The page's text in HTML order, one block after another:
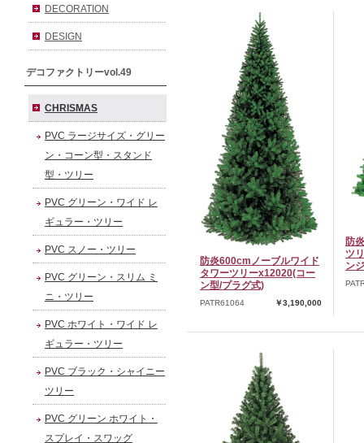
DECORATION
DESIGN
デコファクトリーvol.49
CHRISMAS
PVC ラージサイズ・グリー
ン・コーン型・スタンド
型・ツリー
PVC グリーン・ワイド レ
ギュラー・ツリー
PVC スノー・ツリー
PVC グリーン・スリム ミ
ニ・ツリー
PVC ホワイト・ワイド レ
ギュラー・ツリー
PVC ブラック・シャイニー
ツリー
PVC グリーン ホワイト・
スプレイ・スワッグ
防炎600cmノーブルワイド
タワーツリーx12020(コー
ン型/プラグ式)
PATR61064 ￥3,190,000
防
ツ
ン